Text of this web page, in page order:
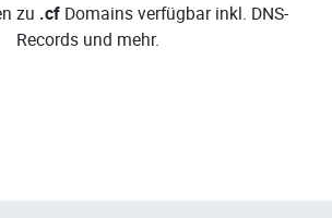
zu .cfDomains verfügbar inkl. DNS-
Records und mehr.